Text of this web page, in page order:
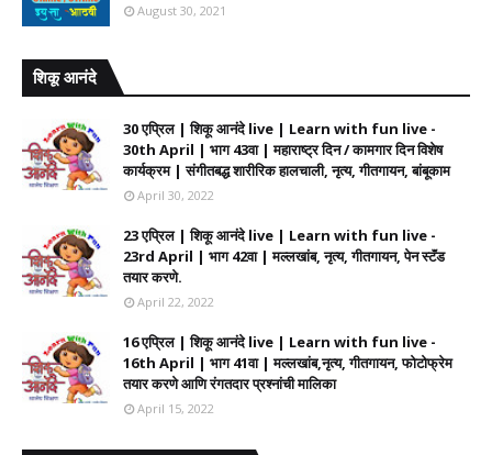
August 30, 2021
शिकू आनंदे
30 एप्रिल | शिकू आनंदे live | Learn with fun live -
30th April | भाग 43वा | महाराष्ट्र दिन / कामगार दिन विशेष
कार्यक्रम | संगीतबद्ध शारीरिक हालचाली, नृत्य, गीतगायन, बांबूकाम
April 30, 2022
23 एप्रिल | शिकू आनंदे live | Learn with fun live -
23rd April | भाग 42वा | मल्लखांब, नृत्य, गीतगायन, पेन स्टॅंड
तयार करणे.
April 22, 2022
16 एप्रिल | शिकू आनंदे live | Learn with fun live -
16th April | भाग 41वा | मल्लखांब,नृत्य, गीतगायन, फोटोफ्रेम
तयार करणे आणि रंगतदार प्रश्नांची मालिका
April 15, 2022